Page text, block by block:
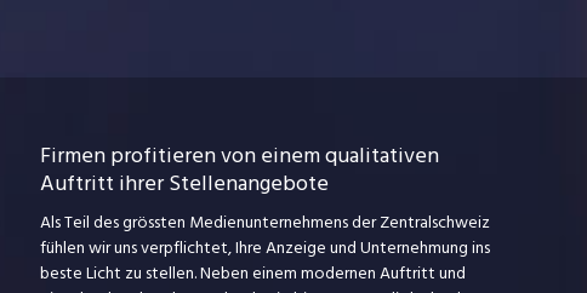
Firmen profitieren von einem qualitativen
Auftritt ihrer Stellenangebote
Als Teil des grössten Medienunternehmens der Zentralschweiz
fühlen wir uns verpflichtet, Ihre Anzeige und Unternehmung ins
beste Licht zu stellen. Neben einem modernen Auftritt und